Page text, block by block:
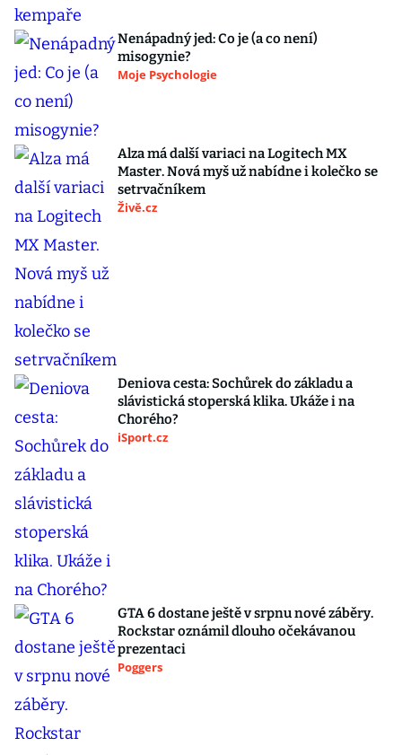
Nenápadný jed: Co je (a co není)
misogynie?
Moje Psychologie
Alza má další variaci na Logitech MX
Master. Nová myš už nabídne i kolečko se
setrvačníkem
Živě.cz
Deniova cesta: Sochůrek do základu a
slávistická stoperská klika. Ukáže i na
Chorého?
iSport.cz
GTA 6 dostane ještě v srpnu nové záběry.
Rockstar oznámil dlouho očekávanou
prezentaci
Poggers